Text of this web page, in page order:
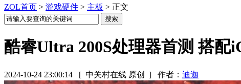
ZOL首页 > 游戏硬件 > 主板 > 正文
酷睿Ultra 200S处理器首测 搭配
2024-10-24 23:00:14 [ 中关村在线 原创 ] 作者： 迪迦